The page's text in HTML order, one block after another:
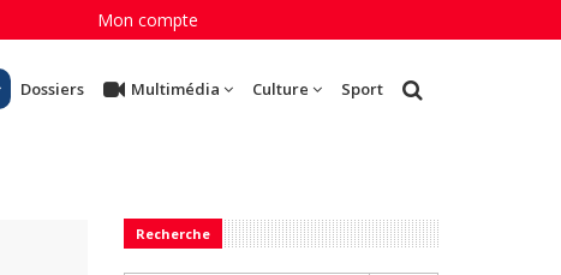
Mon compte
Dossiers Multimédia Culture Sport
Recherche